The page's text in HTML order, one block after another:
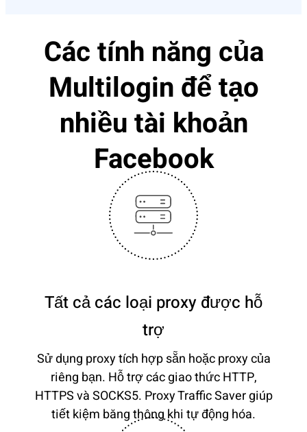
Các tính năng của
Multilogin để tạo
nhiều tài khoản
Facebook
Tất cả các loại proxy được hỗ
trợ
Sử dụng proxy tích hợp sẵn hoặc proxy của
riêng bạn. Hỗ trợ các giao thức HTTP,
HTTPS và SOCKS5. Proxy Traffic Saver giúp
tiết kiệm băng thông khi tự động hóa.